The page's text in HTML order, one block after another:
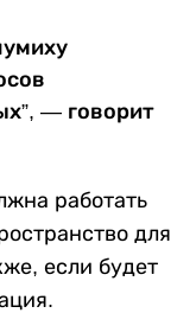
— говорит
работать
для
если будет